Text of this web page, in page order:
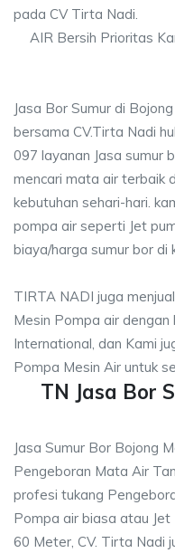
pada CV Tirta Nadi.
AIR Bersih Prioritas
Jasa Bor Sumur di
bersama CV.Tirta Nadi
097 layanan Jasa sumur
mencari mata air terbaik
kebutuhan sehari-hari.
pompa air seperti Jet
biaya/harga sumur bor di
TIRTA NADI juga
Mesin Pompa air
International, dan Kami
Pompa Mesin Air untuk
TN Jasa Bor
Jasa Sumur Bor Bojong
Pengeboran Mata Air
profesi tukang
Pompa air biasa atau
60 Meter, CV. Tirta Nadi